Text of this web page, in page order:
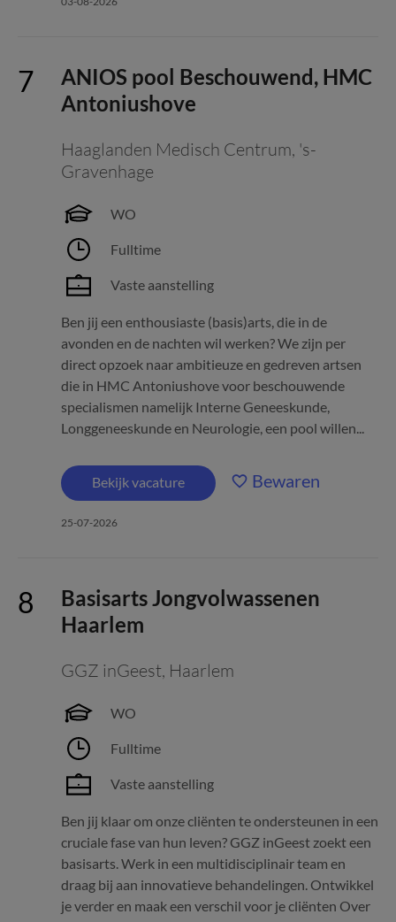
ANIOS pool Beschouwend, HMC
Antoniushove
Haaglanden Medisch Centrum, 's-
Gravenhage
WO
Fulltime
Vaste aanstelling
Ben jij een enthousiaste (basis)arts, die in de
avonden en de nachten wil werken? We zijn per
direct opzoek naar ambitieuze en gedreven artsen
die in HMC Antoniushove voor beschouwende
specialismen namelijk Interne Geneeskunde,
Longgeneeskunde en Neurologie, een pool willen...
Bekijk vacature Bewaren
25-07-2026
Basisarts Jongvolwassenen
Haarlem
GGZ inGeest, Haarlem
WO
Fulltime
Vaste aanstelling
Ben jij klaar om onze cliënten te ondersteunen in een
cruciale fase van hun leven? GGZ inGeest zoekt een
basisarts. Werk in een multidisciplinair team en
draag bij aan innovatieve behandelingen. Ontwikkel
je verder en maak een verschil voor je cliënten Over